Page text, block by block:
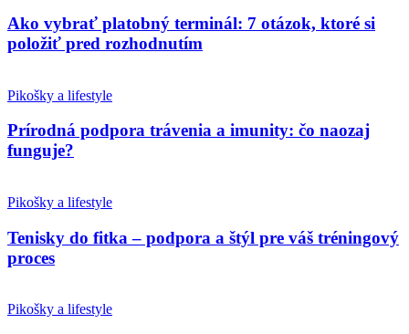
Ako vybrať platobný terminál: 7 otázok, ktoré si
položiť pred rozhodnutím
Pikošky a lifestyle
Prírodná podpora trávenia a imunity: čo naozaj
funguje?
Pikošky a lifestyle
Tenisky do fitka – podpora a štýl pre váš tréningový
proces
Pikošky a lifestyle